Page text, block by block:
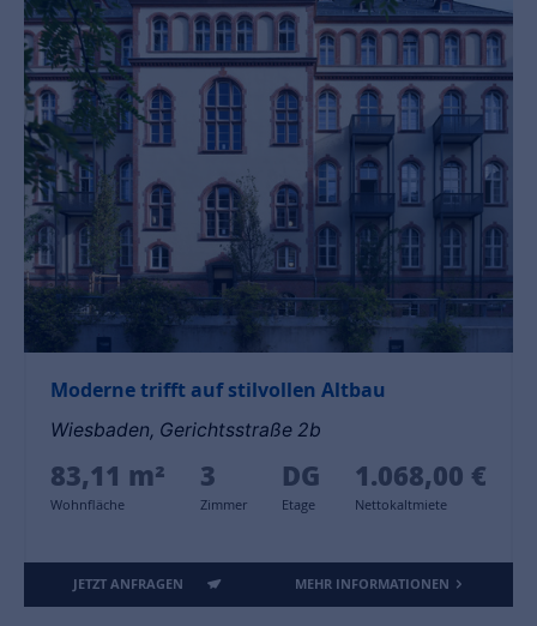
Moderne trifft auf stilvollen Altbau
Wiesbaden, Gerichtsstraße 2b
83,11 m²
Wohnfläche
3
Zimmer
DG
Etage
1.068,00 €
Nettokaltmiete
JETZT ANFRAGEN MEHR INFORMATIONEN